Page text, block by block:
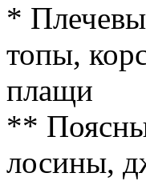
*
топы,
плащи
**
лосины,